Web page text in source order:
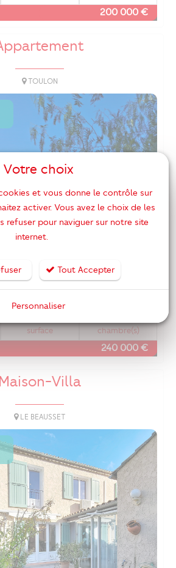
200 000 €
TOULON
surface
chambre(s)
240 000 €
Maison-Villa
LE BEAUSSET
Votre choix
et vous donne le contrôle sur
activer. Vous avez le choix de les
refuser pour naviguer sur notre site
internet.
Tout Accepter
Personnaliser